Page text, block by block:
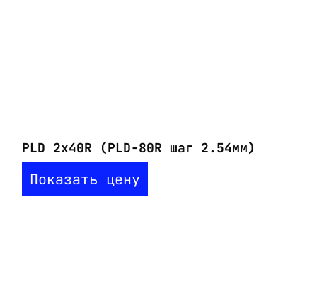
PLD 2x40R (PLD-80R шаг 2.54мм)
Показать цену